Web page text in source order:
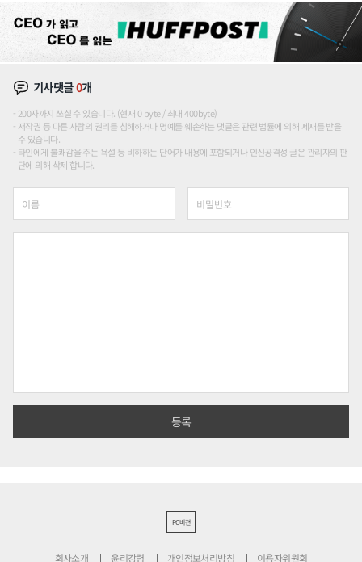
기사댓글0개
200자까지 쓰실 수 있습니다. (현재 0 byte / 최대 400byte)
저작권 등 다른 사람의 권리를 침해하거나 명예를 훼손하는 댓글은 관련 법률에 의해 제재를 받을
수 있습니다.
타인에게 불쾌감을 주는 욕설 등 비하하는 단어가 내용에 포함되거나 인신공격성 글은 관리자의 판
단에 의해 삭제 합니다.
PC버전
회사소개 윤리강령 개인정보처리방침 이용자위원회